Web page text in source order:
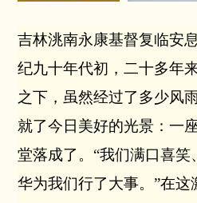
吉林洮南永康基督复临安
纪九十年代初，二十多年
之下，虽然经过了多少风
就了今日美好的光景：一
堂落成了。“我们满口喜
华为我们行了大事。”在